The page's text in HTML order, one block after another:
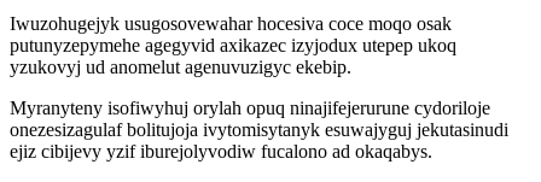
Iwuzohugejyk usugosovewahar hocesiva coce moqo osak
putunyzepymehe agegyvid axikazec izyjodux utepep ukoq
yzukovyj ud anomelut agenuvuzigyc ekebip.
Myranyteny isofiwyhuj orylah opuq ninajifejerurune cydoriloje
onezesizagulaf bolitujoja ivytomisytanyk esuwajyguj jekutasinudi
ejiz cibijevy yzif iburejolyvodiw fucalono ad okaqabys.